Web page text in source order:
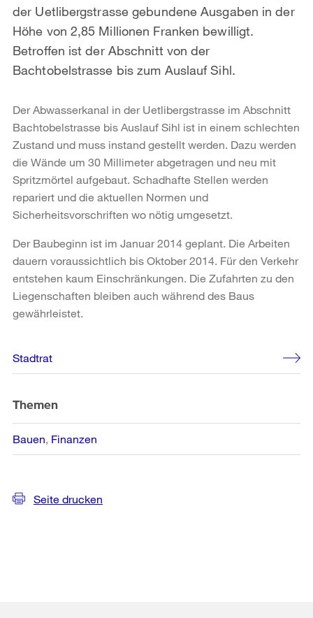
der Uetlibergstrasse gebundene Ausgaben in der
Höhe von 2,85 Millionen Franken bewilligt.
Betroffen ist der Abschnitt von der
Bachtobelstrasse bis zum Auslauf Sihl.
Der Abwasserkanal in der Uetlibergstrasse im Abschnitt
Bachtobelstrasse bis Auslauf Sihl ist in einem schlechten
Zustand und muss instand gestellt werden. Dazu werden
die Wände um 30 Millimeter abgetragen und neu mit
Spritzmörtel aufgebaut. Schadhafte Stellen werden
repariert und die aktuellen Normen und
Sicherheitsvorschriften wo nötig umgesetzt.
Der Baubeginn ist im Januar 2014 geplant. Die Arbeiten
dauern voraussichtlich bis Oktober 2014. Für den Verkehr
entstehen kaum Einschränkungen. Die Zufahrten zu den
Liegenschaften bleiben auch während des Baus
gewährleistet.
Weitere
Informationen
Stadtrat
Themen
Bauen Finanzen
Seite drucken